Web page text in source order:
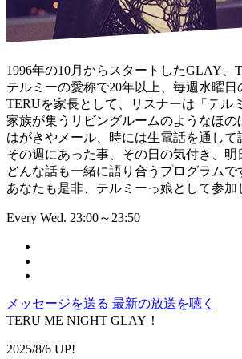
1996年の10月からスタートしたGLAY、
テルミーの愛称で20年以上、毎週水曜日
TERUを家長として、リスナーは「テル
家族が集うリビングルームのようなほ
はがきやメール、時には生電話を通して
その週にあった事、その日の気付き、明
どんな話も一緒に語り合うプログラムで
あなたも是非、テルミーっ娘として参加
Every Wed. 23:00～23:50
メッセージを送る 最新の放送を聴く
TERU ME NIGHT GLAY！
2025/8/6 UP!